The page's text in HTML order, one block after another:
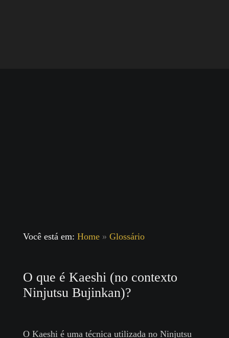
Você está em: Home» Glossário
O que é Kaeshi (no contexto
Ninjutsu Bujinkan)?
O Kaeshi é uma técnica utilizada no Ninjutsu